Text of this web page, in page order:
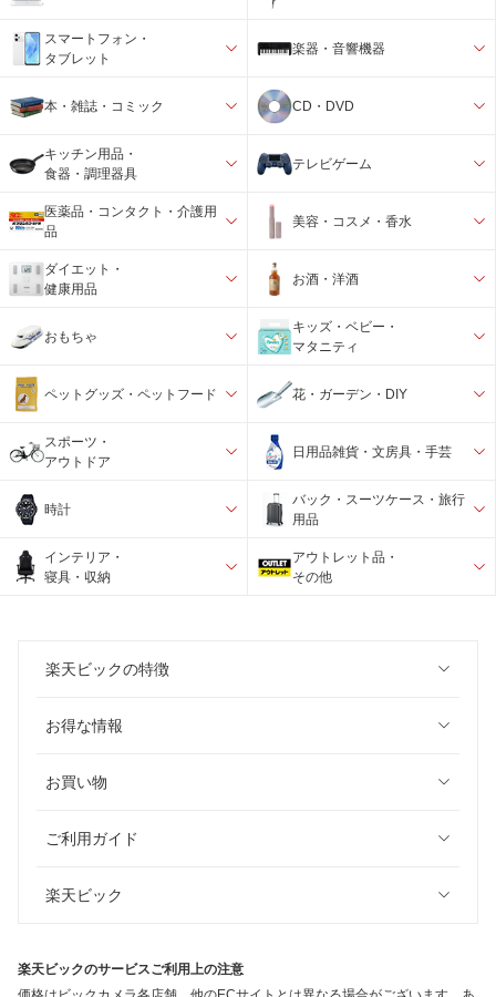
スマートフォン・
タブレット
楽器・音響機器
本・雑誌・コミック CD・DVD
キッチン用品・
食器・調理器具
テレビゲーム
医薬品・コンタクト・介護用
品
美容・コスメ・香水
ダイエット・
健康用品
お酒・洋酒
おもちゃ
キッズ・ベビー・
マタニティ
ペットグッズ・ペットフード 花・ガーデン・DIY
スポーツ・
アウトドア
日用品雑貨・文房具・手芸
時計
バック・スーツケース・旅行
用品
インテリア・
寝具・収納
アウトレット品・
その他
楽天ビックの特徴
お得な情報
お買い物
ご利用ガイド
楽天ビック
楽天ビックのサービスご利用上の注意